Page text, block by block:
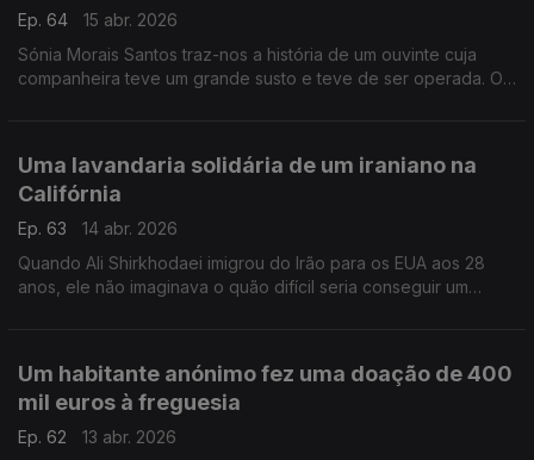
Ep. 64
15 abr. 2026
Sónia Morais Santos traz-nos a história de um ouvinte cuja
companheira teve um grande susto e teve de ser operada. O
Uma lavandaria solidária de um iraniano na
Califórnia
Ep. 63
14 abr. 2026
Quando Ali Shirkhodaei imigrou do Irão para os EUA aos 28
anos, ele não imaginava o quão difícil seria conseguir um
Um habitante anónimo fez uma doação de 400
mil euros à freguesia
Ep. 62
13 abr. 2026